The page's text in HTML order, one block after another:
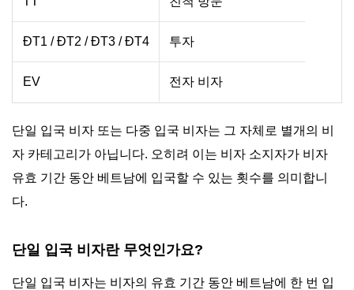
ĐT1 / ĐT2 / ĐT3 / ĐT4 투자
EV 전자 비자
단일 입국 비자 또는 다중 입국 비자는 그 자체로 별개의 비
자 카테고리가 아닙니다. 오히려 이는 비자 소지자가 비자
유효 기간 동안 베트남에 입국할 수 있는 횟수를 의미합니
다.
단일 입국 비자란 무엇인가요?
단일 입국 비자는 비자의 유효 기간 동안 베트남에 한 번 입